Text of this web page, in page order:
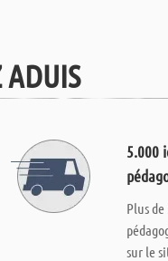
ADUIS
5.000
Plus
sur le